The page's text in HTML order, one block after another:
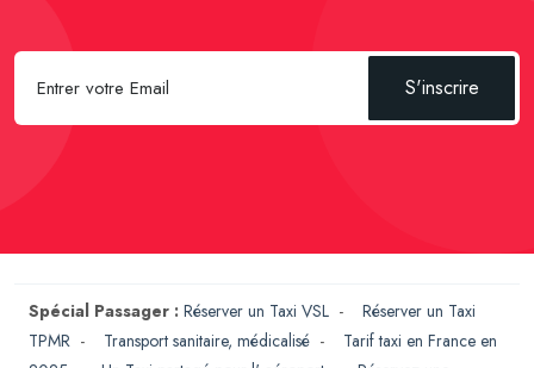
S'inscrire
Spécial Passager : Réserver un Taxi VSL - Réserver un Taxi
TPMR - Transport sanitaire, médicalisé - Tarif taxi en France en